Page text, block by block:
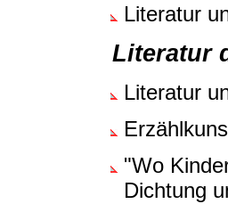
Literatur
Literatur
Literatur
"Wo
Dichtung